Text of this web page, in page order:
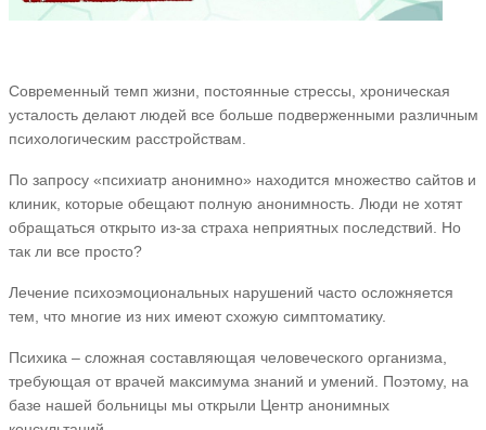
Современный темп жизни, постоянные стрессы, хроническая
усталость делают людей все больше подверженными различным
психологическим расстройствам.
По запросу «психиатр анонимно» находится множество сайтов и
клиник, которые обещают полную анонимность. Люди не хотят
обращаться открыто из-за страха неприятных последствий. Но
так ли все просто?
Лечение психоэмоциональных нарушений часто осложняется
тем, что многие из них имеют схожую симптоматику.
Психика – сложная составляющая человеческого организма,
требующая от врачей максимума знаний и умений. Поэтому, на
базе нашей больницы мы открыли Центр анонимных